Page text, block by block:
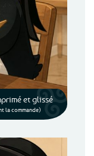
et glissé
la commande)